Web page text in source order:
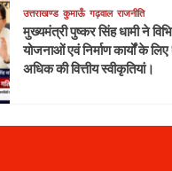
उत्तराखण्ड कुमाऊँ गढ़वाल राजनीति
मुख्यमंत्री पुष्कर सिंह धामी ने
योजनाओं एवं निर्माण कार्यों के
अधिक की वित्तीय स्वीकृतियां।